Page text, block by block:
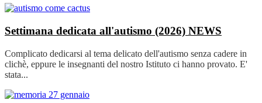
Settimana dedicata all'autismo (2026) NEWS
Complicato dedicarsi al tema delicato dell'autismo senza cadere in
clichè, eppure le insegnanti del nostro Istituto ci hanno provato. E'
stata...